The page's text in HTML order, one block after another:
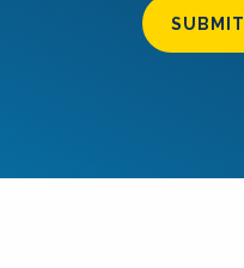
SUBMIT